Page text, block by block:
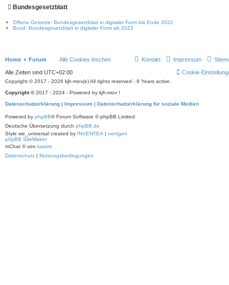
Bundesgesetzblatt
Offene Gesetze: Bundesgesetzblatt in digitaler Form bis Ende 2022
Bund: Bundesgesetzblatt in digitaler Form ab 2023
Home Forum Impressum
Kontakt
Alle Cookies löschen
Alle Zeiten sind UTC+02:00 Cookie-
Copyright © 2017 - 2026 kjh-mov(e) All rights reserved - 9 Years active.
Copyright ©2017 - 2024 - Powered by kjh-mov!
Datenschutzerklärung | Impressum | Datenschutzerklärung für soziale Medien
Powered by phpBB® Forum Software © phpBB Limited
Deutsche Übersetzung durch phpBB.de
Style we_universal created by INVENTEA | nextgen
phpBB SiteMaker
mChat © von kasimi
Datenschutz | Nutzungsbedingungen